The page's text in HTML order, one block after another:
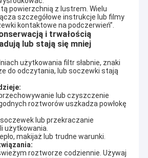
powierzchnią z lustrem. Wielu
szczegółowe instrukcje lub filmy
kontaktowe na podczerwień”.
i trwałością
lub stają się mniej
użytkowania filtr słabnie, znaki
do odczytania, lub soczewki stają
lub czyszczenie
roztworów uszkadza powłokę
soczewek lub przekraczanie
użytkowania.
makijaż lub trudne warunki.
roztworze codziennie. Używaj